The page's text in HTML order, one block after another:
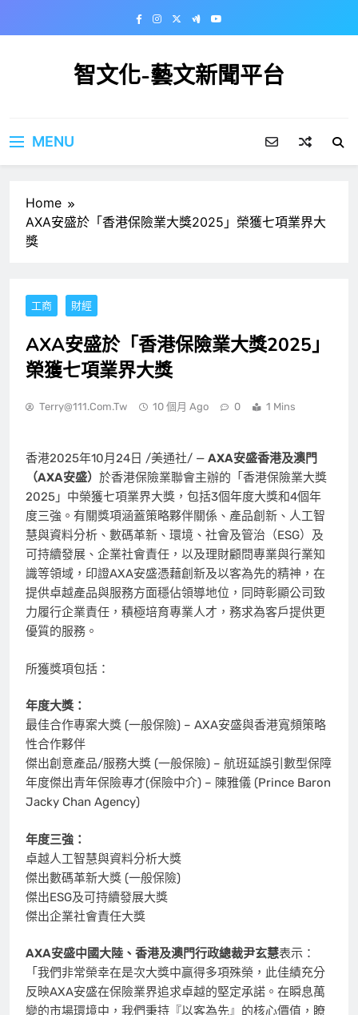
智文化-藝文新聞平台
MENU
Home
AXA安盛於「香港保險業大獎2025」榮獲七項業界大
獎
工商 財經
AXA安盛於「香港保險業大獎2025」
榮獲七項業界大獎
Terry@111.com.tw 10 個月 Ago 0 1 Mins
香港2025年10月24日 /美通社/ — AXA安盛香港及澳門
（AXA安盛） 於香港保險業聯會主辦的「香港保險業大獎
2025」中榮獲七項業界大獎，包括3個年度大獎和4個年
度三強。有關獎項涵蓋策略夥伴關係、產品創新、人工智
慧與資料分析、數碼革新、環境、社會及管治（ESG）及
可持續發展、企業社會責任，以及理財顧問專業與行業知
識等領域，印證AXA安盛憑藉創新及以客為先的精神，在
提供卓越產品與服務方面穩佔領導地位，同時彰顯公司致
力履行企業責任，積極培育專業人才，務求為客戶提供更
優質的服務。
所獲獎項包括：
年度大獎：
最佳合作專案大獎 (一般保險) – AXA安盛與香港寬頻策略
性合作夥伴
傑出創意產品/服務大獎 (一般保險) – 航班延誤引數型保障
年度傑出青年保險專才(保險中介) – 陳雅儀 (Prince Baron
Jacky Chan Agency)
年度三強：
卓越人工智慧與資料分析大獎
傑出數碼革新大獎 (一般保險)
傑出ESG及可持續發展大獎
傑出企業社會責任大獎
AXA安盛中國大陸、香港及澳門行政總裁尹玄慧表示：
「我們非常榮幸在是次大獎中贏得多項殊榮，此佳績充分
反映AXA安盛在保險業界追求卓越的堅定承諾。在瞬息萬
變的市場環境中，我們秉持『以客為先』的核心價值，瞭